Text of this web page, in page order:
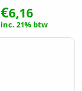
€6,16
inc. 21% btw